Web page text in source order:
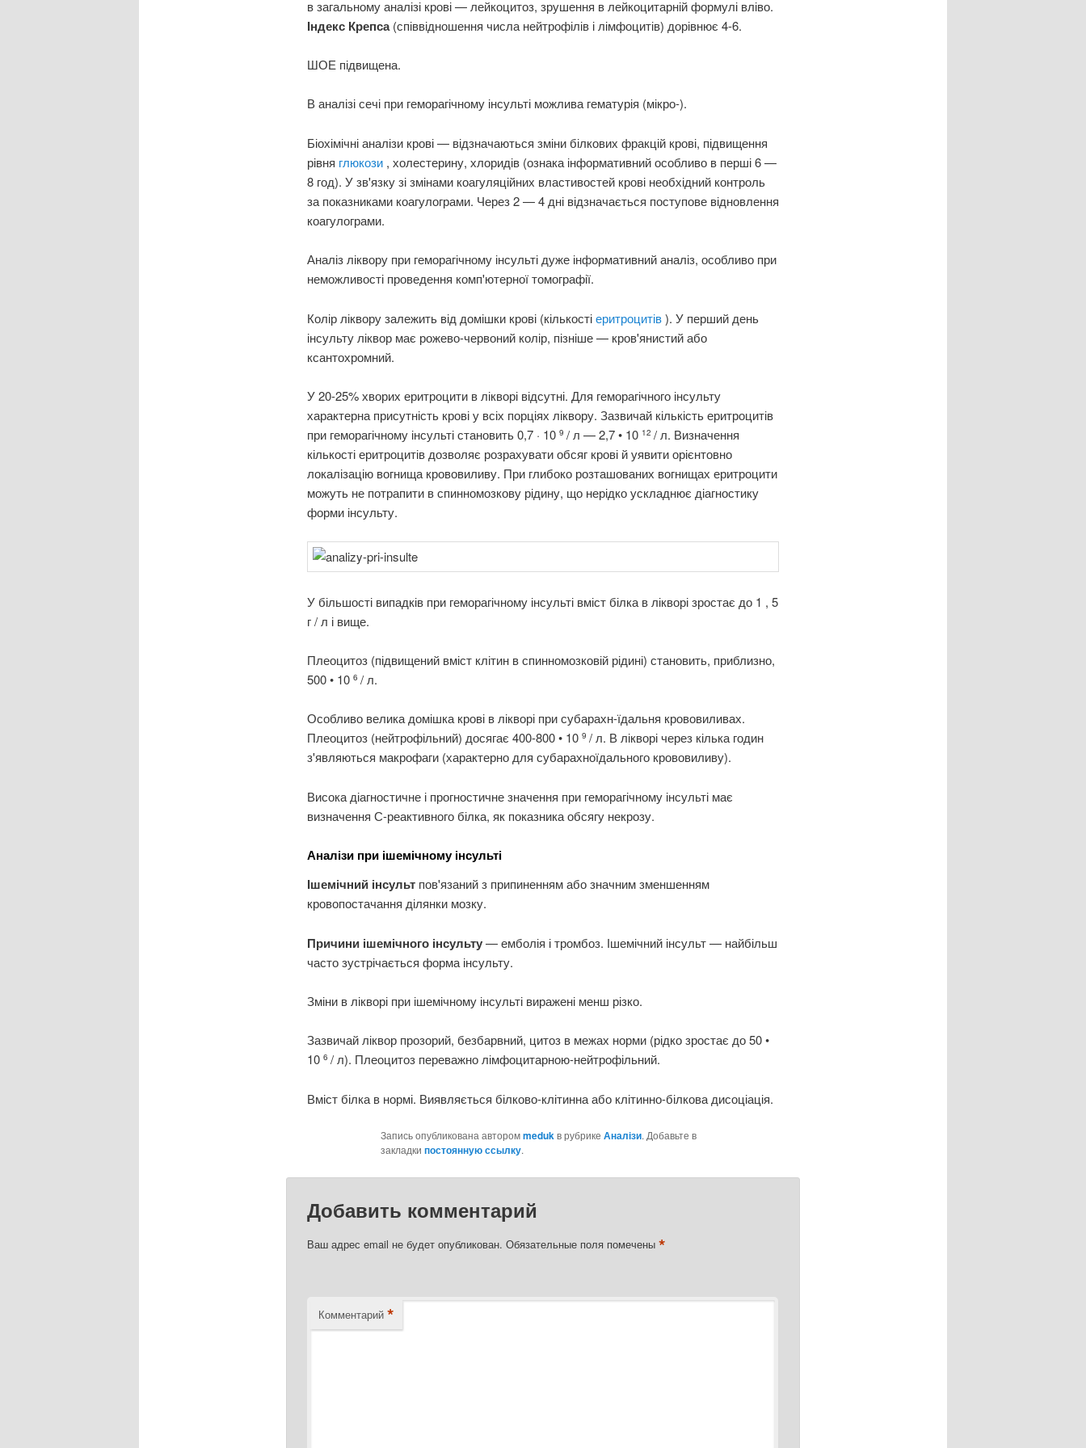
в загальному аналізі крові — лейкоцитоз, зрушення в лейкоцитарній формулі вліво.
Індекс Крепса(співвідношення числа нейтрофілів і лімфоцитів) дорівнює 4-6.
ШОЕ підвищена.
В аналізі сечі при геморагічному інсульті можлива гематурія (мікро-).
Біохімічні аналізи крові — відзначаються зміни білкових фракцій крові, підвищення
рівня глюкози , холестерину, хлоридів (ознака інформативний особливо в перші 6 —
8 год). У зв'язку зі змінами коагуляційних властивостей крові необхідний контроль
за показниками коагулограми. Через 2 — 4 дні відзначається поступове відновлення
коагулограми.
Аналіз ліквору при геморагічному інсульті дуже інформативний аналіз, особливо при
неможливості проведення комп'ютерної томографії.
Колір ліквору залежить від домішки крові (кількостіеритроцитів). У перший день
інсульту ліквор має рожево-червоний колір, пізніше — кров'янистий або
ксантохромний.
У 20-25% хворих еритроцити в лікворі відсутні. Для геморагічного інсульту
характерна присутність крові у всіх порціях ліквору. Зазвичай кількість еритроцитів
при геморагічному інсульті становить 0,7 · 10 9 / л — 2,7 • 10 12 / л. Визначення
кількості еритроцитів дозволяє розрахувати обсяг крові й уявити орієнтовно
локалізацію вогнища крововиливу. При глибоко розташованих вогнищах еритроцити
можуть не потрапити в спинномозкову рідину, що нерідко ускладнює діагностику
форми інсульту.
У більшості випадків при геморагічному інсульті вміст білка в лікворі зростає до 1 , 5
г / л і вище.
Плеоцитоз (підвищений вміст клітин в спинномозковій рідині) становить, приблизно,
500 • 10 6 / л.
Особливо велика домішка крові в лікворі при субарахн-їдальня крововиливах.
Плеоцитоз (нейтрофільний) досягає 400-800 • 10 9 / л. В лікворі через кілька годин
з'являються макрофаги (характерно для субарахноїдального крововиливу).
Висока діагностичне і прогностичне значення при геморагічному інсульті має
визначення С-реактивного білка, як показника обсягу некрозу.
Аналізи при ішемічному інсульті
Ішемічний інсульт пов'язаний з припиненням або значним зменшенням
кровопостачання ділянки мозку.
Причини ішемічного інсульту— емболія і тромбоз. Ішемічний інсульт — найбільш
часто зустрічається форма інсульту.
Зміни в лікворі при ішемічному інсульті виражені менш різко.
Зазвичай ліквор прозорий, безбарвний, цитоз в межах норми (рідко зростає до 50 •
10 6 / л). Плеоцитоз переважно лімфоцитарною-нейтрофільний.
Вміст білка в нормі. Виявляється білково-клітинна або клітинно-білкова дисоціація.
Запись опубликована авторомmedukв рубрике Аналізи. Добавьте в
закладки постоянную ссылку.
Добавить комментарий
Ваш адрес email не будет опубликован. Обязательные поля помечены *
Комментарий *